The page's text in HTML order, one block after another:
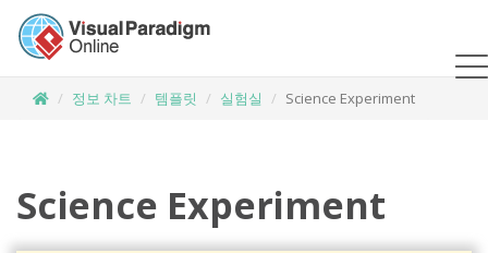
정보 차트 템플릿 실험실 Science Experiment
Science Experiment